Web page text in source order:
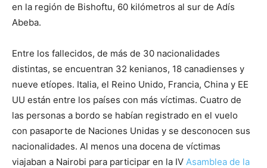
en la región de Bishoftu, 60 kilómetros al sur de Adís
Abeba.
Entre los fallecidos, de más de 30 nacionalidades
distintas, se encuentran 32 kenianos, 18 canadienses y
nueve etíopes. Italia, el Reino Unido, Francia, China y EE
UU están entre los países con más víctimas. Cuatro de
las personas a bordo se habían registrado en el vuelo
con pasaporte de Naciones Unidas y se desconocen sus
nacionalidades. Al menos una docena de víctimas
viajaban a Nairobi para participar en la IV Asamblea de la